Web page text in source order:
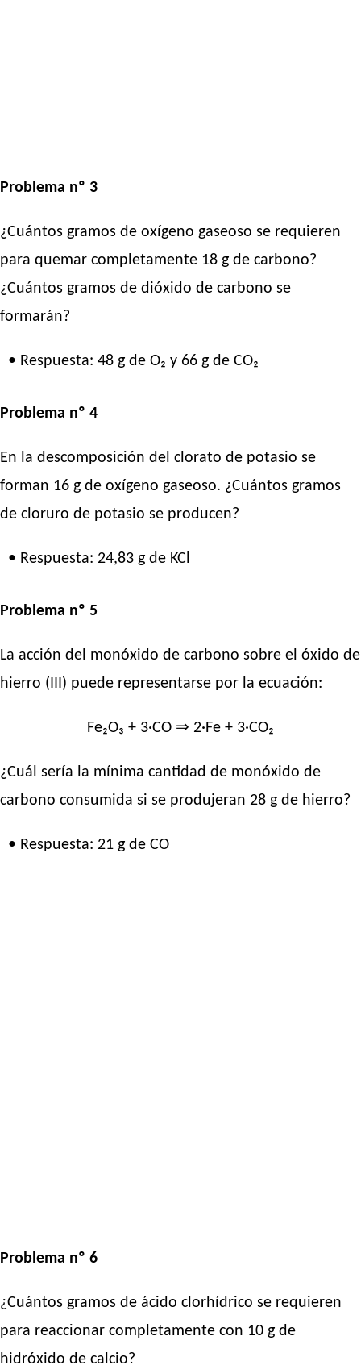
Problema nº 3
¿Cuántos gramos de oxígeno gaseoso se requieren
para quemar completamente 18 g de carbono?
¿Cuántos gramos de dióxido de carbono se
formarán?
• Respuesta: 48 g de O₂ y 66 g de CO₂
Problema nº 4
En la descomposición del clorato de potasio se
forman 16 g de oxígeno gaseoso. ¿Cuántos gramos
de cloruro de potasio se producen?
• Respuesta: 24,83 g de KCl
Problema nº 5
La acción del monóxido de carbono sobre el óxido de
hierro (III) puede representarse por la ecuación:
Fe₂O₃ + 3·CO ⇒ 2·Fe + 3·CO₂
¿Cuál sería la mínima cantidad de monóxido de
carbono consumida si se produjeran 28 g de hierro?
• Respuesta: 21 g de CO
Problema nº 6
¿Cuántos gramos de ácido clorhídrico se requieren
para reaccionar completamente con 10 g de
hidróxido de calcio?